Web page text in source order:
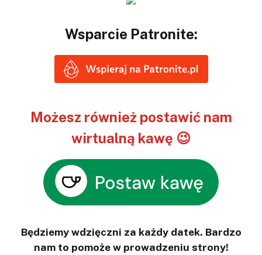
Wsparcie Patronite:
Możesz również postawić nam
wirtualną kawę 😉
Będziemy wdzięczni za każdy datek. Bardzo
nam to pomoże w prowadzeniu strony!